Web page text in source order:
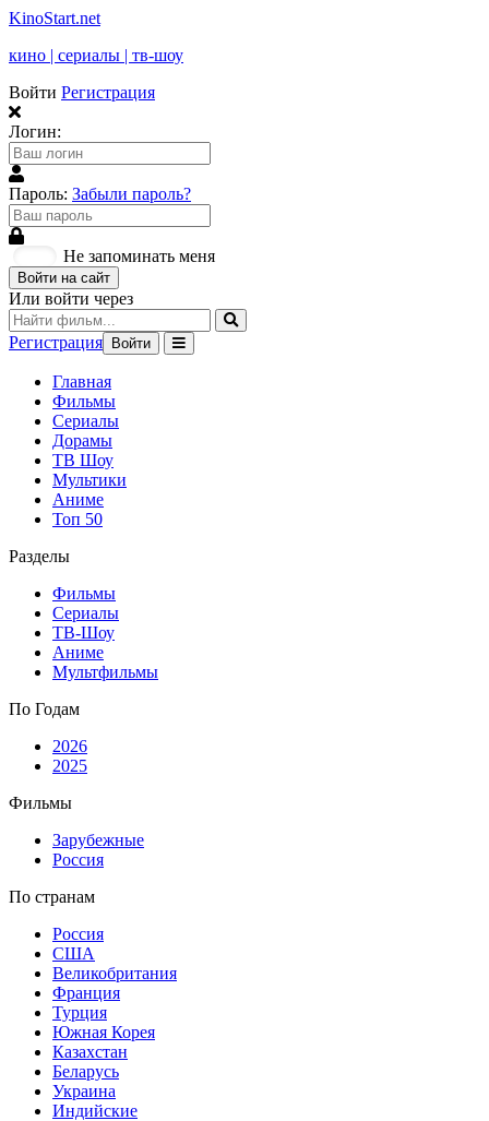
KinoStart.net
кино | сериалы | тв-шоу
Войти Регистрация
Логин:
Пароль: Забыли пароль?
Не запоминать меня
Войти на сайт
Или войти через
Регистрация Войти
Главная
Фильмы
Сериалы
Дорамы
ТВ Шоу
Мультики
Аниме
Топ 50
Разделы
Фильмы
Сериалы
ТВ-Шоу
Аниме
Мультфильмы
По Годам
2026
2025
Фильмы
Зарубежные
Россия
По странам
Россия
США
Великобритания
Франция
Турция
Южная Корея
Казахстан
Беларусь
Украина
Индийские